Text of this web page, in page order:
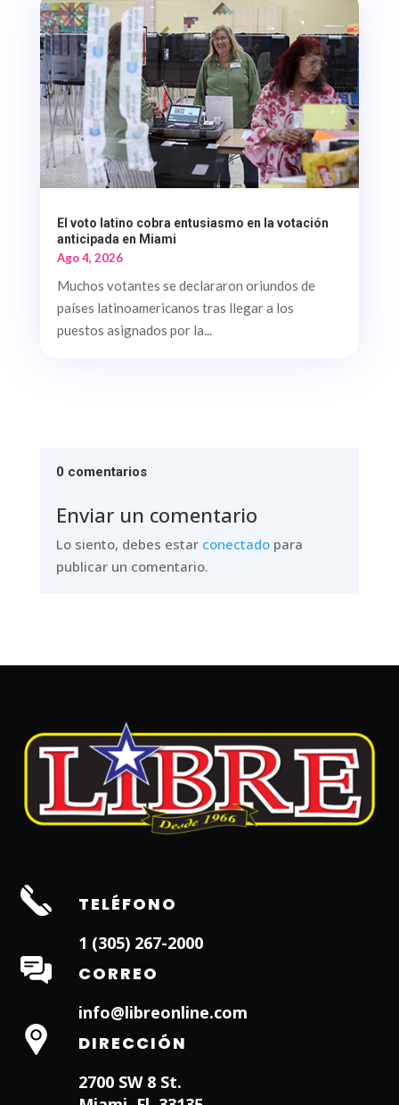
El voto latino cobra entusiasmo en la votación
anticipada en Miami
Ago 4, 2026
Muchos votantes se declararon oriundos de
países latinoamericanos tras llegar a los
puestos asignados por la...
0 comentarios
Enviar un comentario
Lo siento, debes estar conectadopara
publicar un comentario.
TELÉFONO
1 (305) 267-2000
CORREO
info@libreonline.com
DIRECCIÓN
2700 SW 8 St.